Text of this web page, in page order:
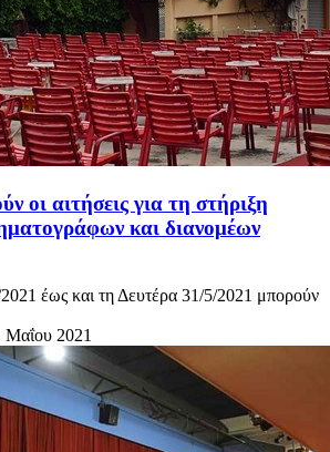
οι αιτήσεις για τη στήριξη
και διανομέων
έως και τη Δευτέρα 31/5/2021 μπορούν
2021